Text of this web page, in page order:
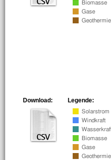
Legende:
Download: